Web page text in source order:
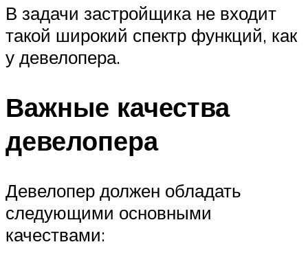
В задачи застройщика не входит
такой широкий спектр функций, как
у девелопера.
Важные качества
девелопера
Девелопер должен обладать
следующими основными
качествами: